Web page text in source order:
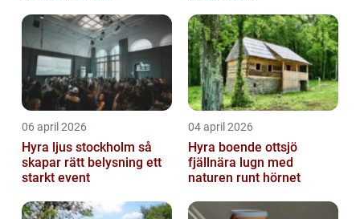
06 april 2026
Hyra ljus stockholm så
skapar rätt belysning ett
starkt event
04 april 2026
Hyra boende ottsjö
fjällnära lugn med
naturen runt hörnet